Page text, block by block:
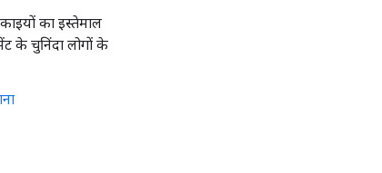
का इस्तेमाल
के चुनिंदा लोगों के